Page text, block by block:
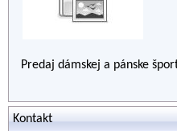
Predaj dámskej a pánske
Kontakt